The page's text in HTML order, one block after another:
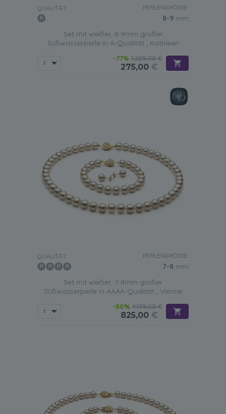
QUALITÄT: PERLENGRÖSSE:
8-9 mm
Set mit weißer, 8-9mm großer
Süßwasserperle in A-Qualität , Kathleen
-77% 1.209,00 €
275,00 €
QUALITÄT: PERLENGRÖSSE:
7-8 mm
Set mit weißer, 7-8mm großer
Süßwasserperle in AAAA-Qualität , Vienne
-80% 4.179,00 €
825,00 €